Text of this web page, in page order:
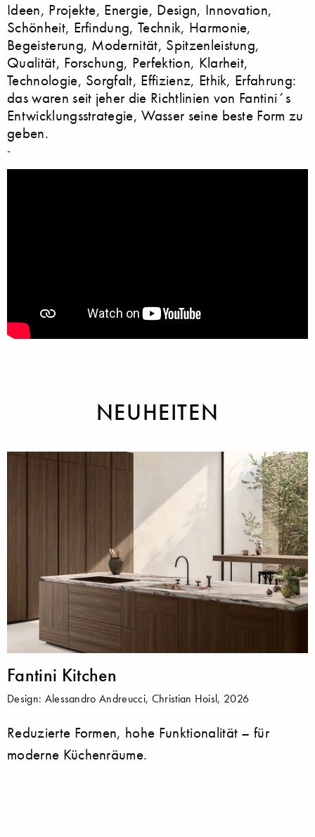
Ideen, Projekte, Energie, Design, Innovation,
Schönheit, Erfindung, Technik, Harmonie,
Begeisterung, Modernität, Spitzenleistung,
Qualität, Forschung, Perfektion, Klarheit,
Technologie, Sorgfalt, Effizienz, Ethik, Erfahrung:
das waren seit jeher die Richtlinien von Fantini´s
Entwicklungsstrategie, Wasser seine beste Form zu
geben.
-
NEUHEITEN
Fantini Kitchen
Design: Alessandro Andreucci, Christian Hoisl, 2026
Reduzierte Formen, hohe Funktionalität – für
moderne Küchenräume.